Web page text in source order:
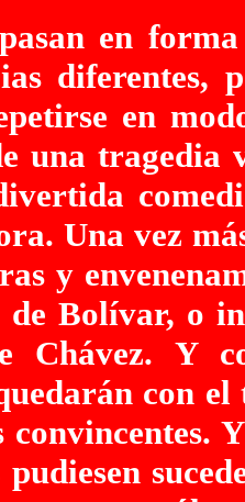
en
en
una tragedia
Una vez
y
de Bolívar, o
Chávez. Y
con
pudiesen